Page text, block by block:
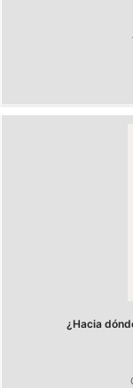
¿Hacia